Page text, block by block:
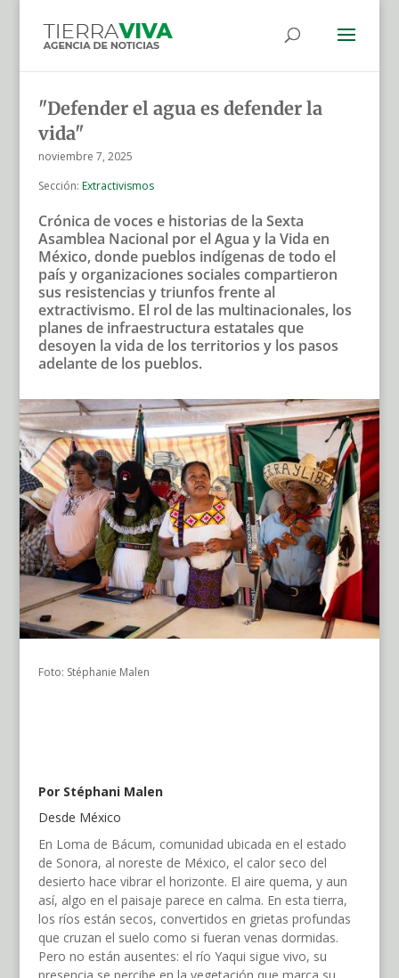
"Defender el agua es defender la
vida"
noviembre 7, 2025
Sección: Extractivismos
Crónica de voces e historias de la Sexta
Asamblea Nacional por el Agua y la Vida en
México, donde pueblos indígenas de todo el
país y organizaciones sociales compartieron
sus resistencias y triunfos frente al
extractivismo. El rol de las multinacionales, los
planes de infraestructura estatales que
desoyen la vida de los territorios y los pasos
adelante de los pueblos.
Foto: Stéphanie Malen
Por Stéphani Malen
Desde México
En Loma de Bácum, comunidad ubicada en el estado
de Sonora, al noreste de México, el calor seco del
desierto hace vibrar el horizonte. El aire quema, y aun
así, algo en el paisaje parece en calma. En esta tierra,
los ríos están secos, convertidos en grietas profundas
que cruzan el suelo como si fueran venas dormidas.
Pero no están ausentes: el río Yaqui sigue vivo, su